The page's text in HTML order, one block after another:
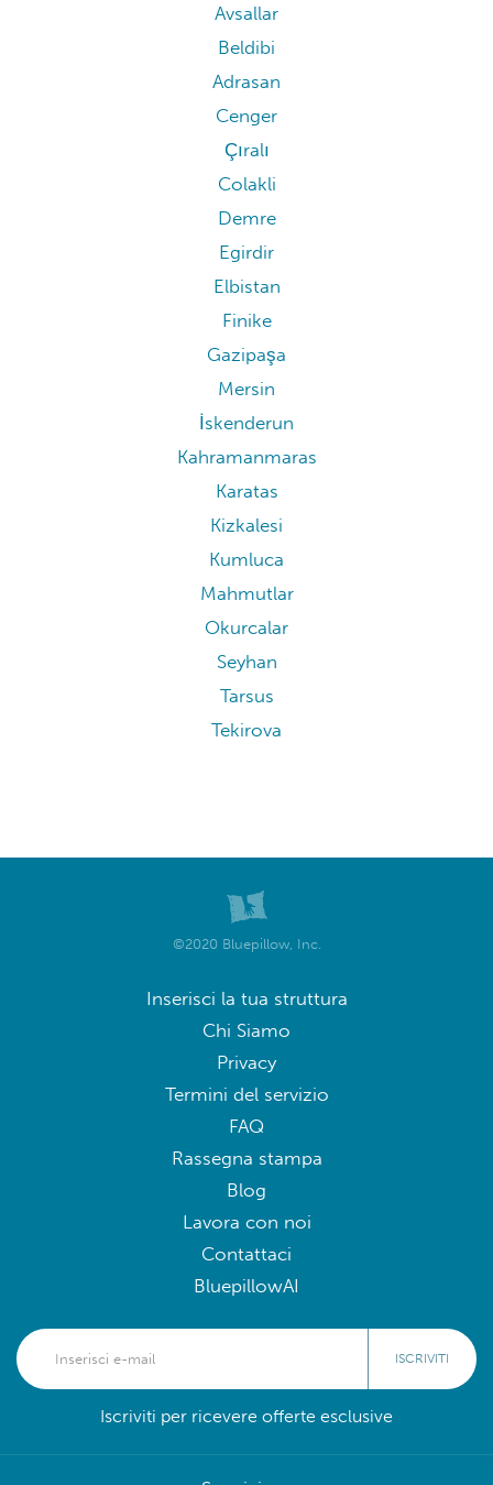
Avsallar
Beldibi
Adrasan
Cenger
Çıralı
Colakli
Demre
Egirdir
Elbistan
Finike
Gazipaşa
Mersin
İskenderun
Kahramanmaras
Karatas
Kizkalesi
Kumluca
Mahmutlar
Okurcalar
Seyhan
Tarsus
Tekirova
©2020 Bluepillow, Inc.
Inserisci la tua struttura
Chi Siamo
Privacy
Termini del servizio
FAQ
Rassegna stampa
Blog
Lavora con noi
Contattaci
BluepillowAI
ISCRIVITI
Iscriviti per ricevere offerte esclusive